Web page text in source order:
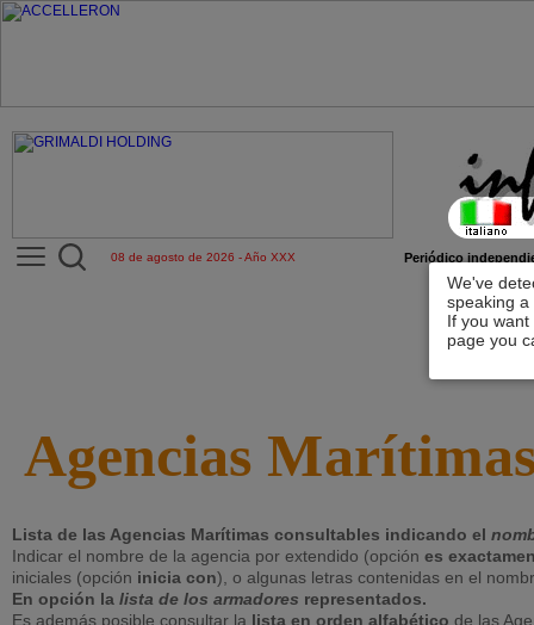
We've
speaking
If you
page you
08 de agosto de 2026 - Año XXX Periódico
Agencias
Lista de las Agencias Marítimas consultables indicando el
Indicar el nombre de la agencia por extendido (opción es
iniciales (opción inicia con), o algunas letras contenidas en el
En opción la lista de los armadores representados.
Es además posible consultar la lista en orden alfabético de las